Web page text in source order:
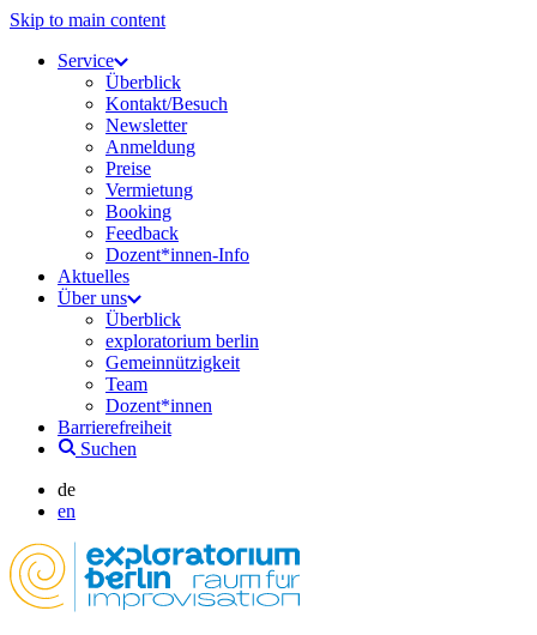
Skip to main content
Service
Überblick
Kontakt/Besuch
Newsletter
Anmeldung
Preise
Vermietung
Booking
Feedback
Dozent*innen-Info
Aktuelles
Über uns
Überblick
exploratorium berlin
Gemeinnützigkeit
Team
Dozent*innen
Barrierefreiheit
Suchen
de
en